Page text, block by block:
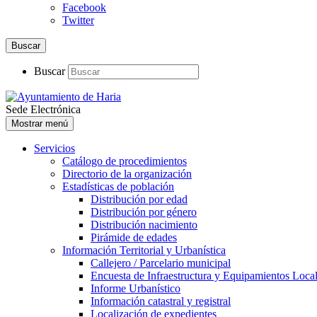
Facebook
Twitter
Buscar
Buscar
Sede Electrónica
Mostrar menú
Servicios
Catálogo de procedimientos
Directorio de la organización
Estadísticas de población
Distribución por edad
Distribución por género
Distribución nacimiento
Pirámide de edades
Información Territorial y Urbanística
Callejero / Parcelario municipal
Encuesta de Infraestructura y Equipamientos
Informe Urbanístico
Información catastral y registral
Localización de expedientes